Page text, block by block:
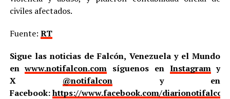
civiles afectados.
Fuente: RT
Sigue las noticias de Falcón, Venezuela y el Mundo
enwww.notifalcon.com síguenos en Instagramy
X @notifalcon y en
Facebook:https://www.facebook.com/